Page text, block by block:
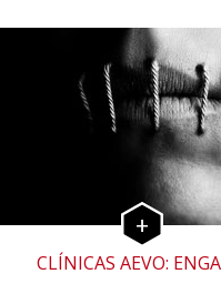
CLÍNICAS AEVO: